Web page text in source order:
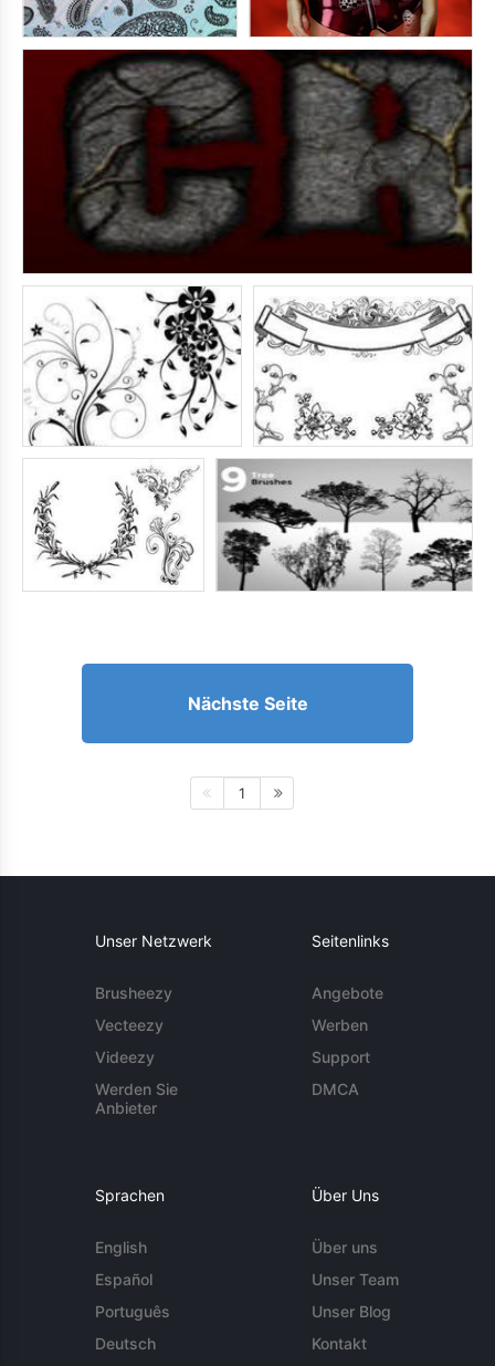
Nächste Seite
1
Unser Netzwerk
Brusheezy
Vecteezy
Videezy
Werden Sie
Anbieter
Seitenlinks
Angebote
Werben
Support
DMCA
Sprachen
English
Español
Português
Deutsch
Über Uns
Über uns
Unser Team
Unser Blog
Kontakt